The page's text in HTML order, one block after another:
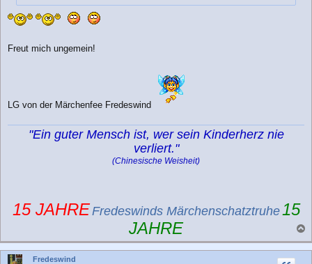
Freut mich ungemein!
LG von der Märchenfee Fredeswind
"Ein guter Mensch ist, wer sein Kinderherz nie
verliert."
(Chinesische Weisheit)
15 JAHRE Fredeswinds Märchenschatztruhe 15
JAHRE
a
c
Fredeswind